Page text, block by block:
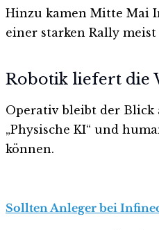
Hinzu kamen Mitte Mai
einer starken Rally
Robotik liefert die
Operativ bleibt der Blick
„Physische KI“ und
können.
Sollten Anleger bei